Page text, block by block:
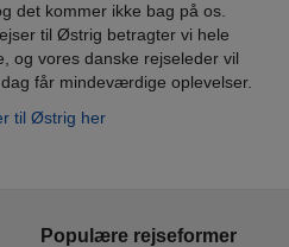
det kommer ikke bag på os.
til Østrig betragter vi hele
og vores danske rejseleder vil
får mindeværdige oplevelser.
til Østrig her
Populære rejseformer